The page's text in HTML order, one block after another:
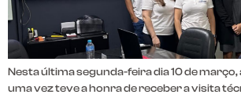
Nesta última segunda-feira dia 10 de março,
uma vez teve a honra de receber a visita